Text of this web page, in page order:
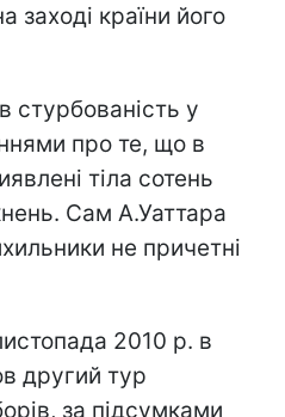
заході країни його
стурбованість у
про те, що в
тіла сотень
Сам А.Уаттара
не причетні
2010 р. в
другий тур
за підсумками